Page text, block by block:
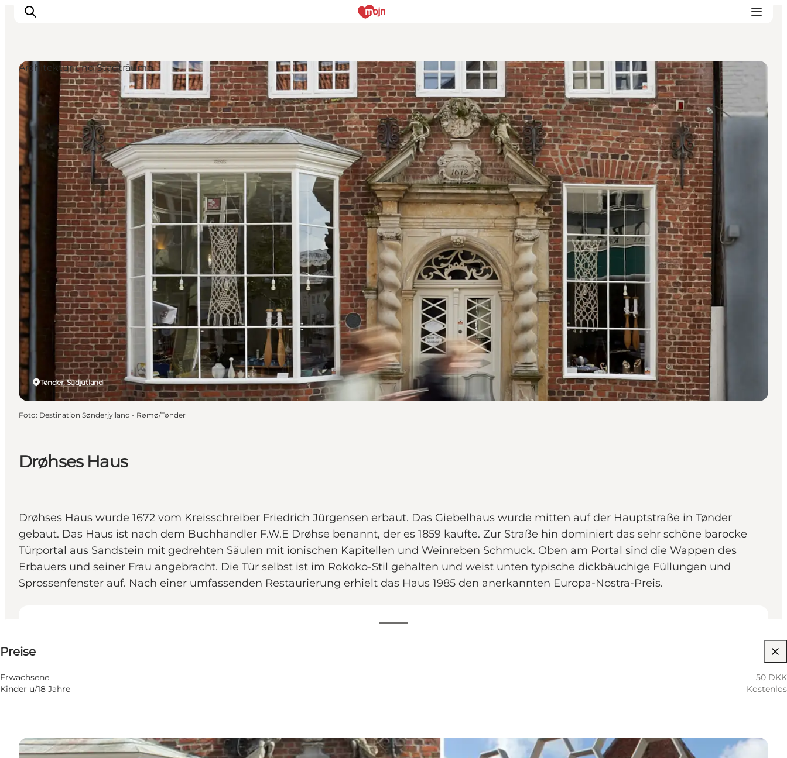
Erlebnisse
Städte und Regionen
Events
Übernachtung
Plane deine Reise
Booking
Drøhses Haus
Drøhses Haus wurde 1672 vom Kreisschreiber Friedrich Jürgensen erbaut. Das Giebelhaus wurde mitten auf der Hauptstraße in Tønder
gebaut. Das Haus ist nach dem Buchhändler F.W.E Drøhse benannt, der es 1859 kaufte. Zur Straße hin dominiert das sehr schöne barocke
Türportal aus Sandstein mit gedrehten Säulen mit ionischen Kapitellen und Weinreben Schmuck. Oben am Portal sind die Wappen des
Erbauers und seiner Frau angebracht. Die Tür selbst ist im Rokoko-Stil gehalten und weist unten typische dickbäuchige Füllungen und
Sprossenfenster auf. Nach einer umfassenden Restaurierung erhielt das Haus 1985 den anerkannten Europa-Nostra-Preis.
Preise
Erwachsene
50 DKK
Kinder u/18 Jahre
Kostenlos
Tønder, Südjütland
Architektur und Stadträume
Foto: Destination Sønderjylland - Rømø/Tønder